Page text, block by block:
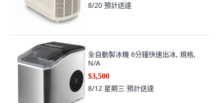
8/20 預計送達
全自動製冰機 6分鐘快速出冰, 規格,
N/A
$3,500
8/12 星期三 預計送達